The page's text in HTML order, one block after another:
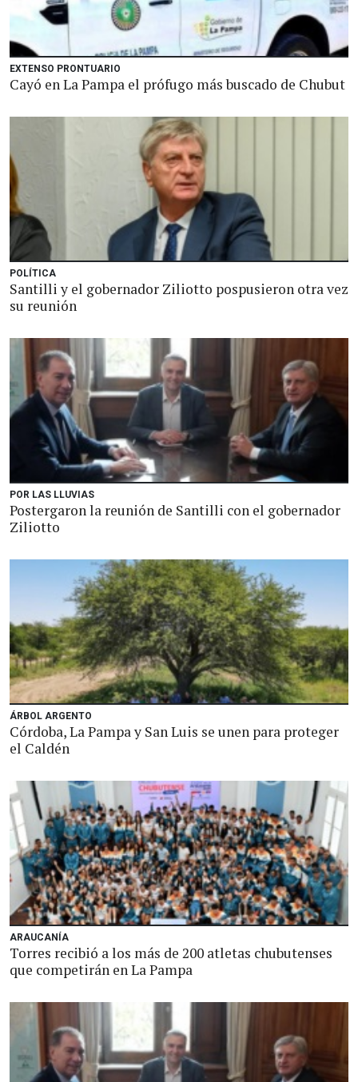
EXTENSO PRONTUARIO
Cayó en La Pampa el prófugo más buscado de Chubut
POLÍTICA
Santilli y el gobernador Ziliotto pospusieron otra vez
su reunión
POR LAS LLUVIAS
Postergaron la reunión de Santilli con el gobernador
Ziliotto
ÁRBOL ARGENTO
Córdoba, La Pampa y San Luis se unen para proteger
el Caldén
ARAUCANÍA
Torres recibió a los más de 200 atletas chubutenses
que competirán en La Pampa